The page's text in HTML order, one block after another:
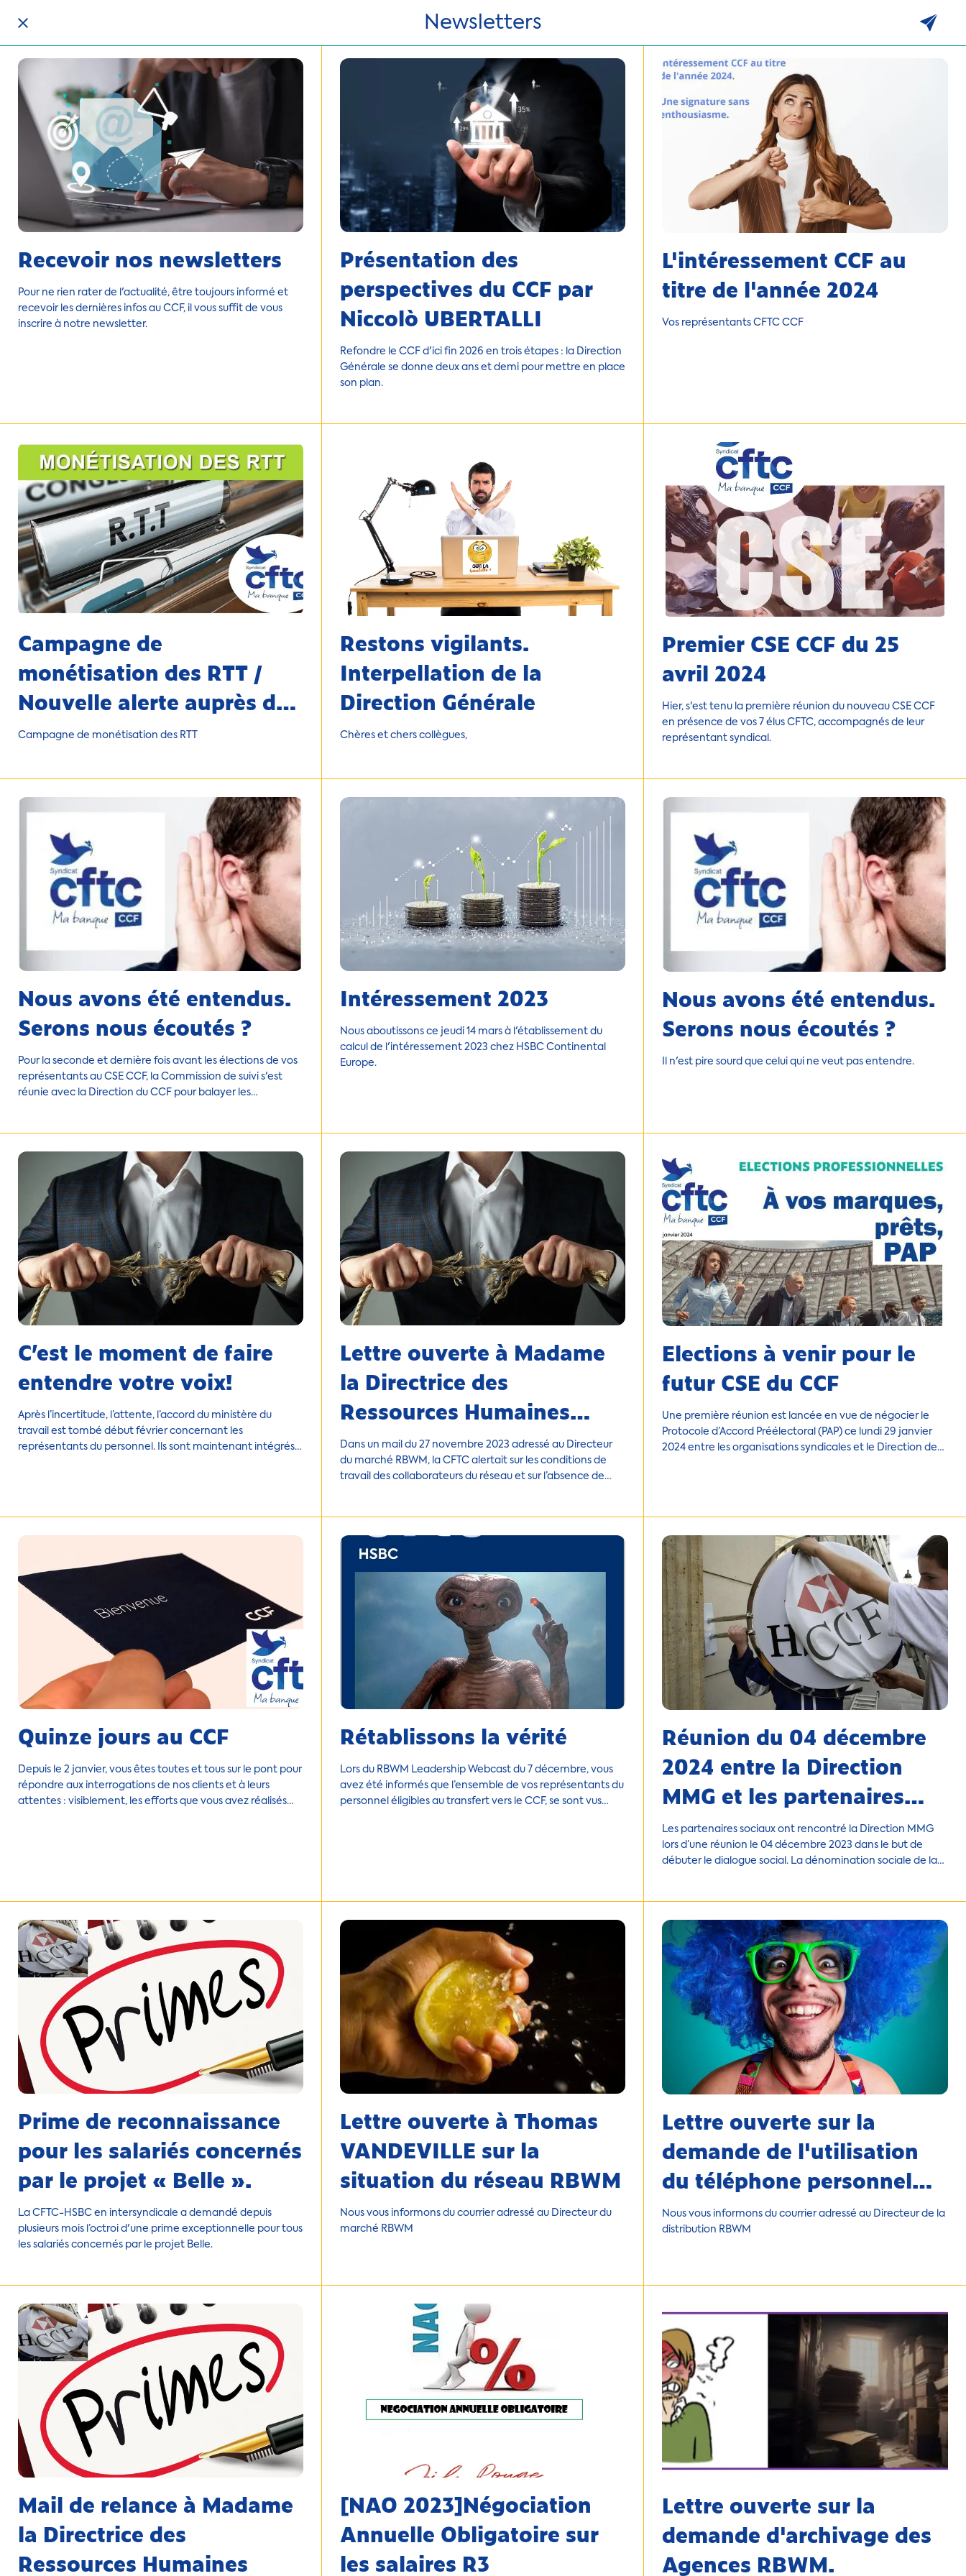
Newsletters
Recevoir nos newsletters
Pour ne rien rater de l'actualité, être toujours informé et
recevoir les dernières infos au CCF, il vous suffit de vous
inscrire à notre newsletter.
Présentation des
perspectives du CCF par
Niccolò UBERTALLI
Refondre le CCF d'ici fin 2026 en trois étapes : la Direction
Générale se donne deux ans et demi pour mettre en place
son plan.
L'intéressement CCF au
titre de l'année 2024
Vos représentants CFTC CCF
Campagne de
monétisation des RTT /
Nouvelle alerte auprès de
la DRH
Campagne de monétisation des RTT
Restons vigilants.
Interpellation de la
Direction Générale
Chères et chers collègues,
Premier CSE CCF du 25
avril 2024
Hier, s'est tenu la première réunion du nouveau CSE CCF
en présence de vos 7 élus CFTC, accompagnés de leur
représentant syndical.
Nous avons été entendus.
Serons nous écoutés ?
Pour la seconde et dernière fois avant les élections de vos
représentants au CSE CCF, la Commission de suivi s'est
réunie avec la Direction du CCF pour balayer les
Intéressement 2023
Nous aboutissons ce jeudi 14 mars à l'établissement du
calcul de l'intéressement 2023 chez HSBC Continental
Europe.
Nous avons été entendus.
Serons nous écoutés ?
Il n'est pire sourd que celui qui ne veut pas entendre.
C’est le moment de faire
entendre votre voix!
Après l’incertitude, l’attente, l’accord du ministère du
travail est tombé début février concernant les
représentants du personnel. Ils sont maintenant intégrés
Lettre ouverte à Madame
la Directrice des
Ressources Humaines
Groupe CCF
Dans un mail du 27 novembre 2023 adressé au Directeur
du marché RBWM, la CFTC alertait sur les conditions de
travail des collaborateurs du réseau et sur l’absence de
Elections à venir pour le
futur CSE du CCF
Une première réunion est lancée en vue de négocier le
Protocole d’Accord Préélectoral (PAP) ce lundi 29 janvier
2024 entre les organisations syndicales et le Direction des
Quinze jours au CCF
Depuis le 2 janvier, vous êtes toutes et tous sur le pont pour
répondre aux interrogations de nos clients et à leurs
attentes : visiblement, les efforts que vous avez réalisés
Rétablissons la vérité
Lors du RBWM Leadership Webcast du 7 décembre, vous
avez été informés que l’ensemble de vos représentants du
personnel éligibles au transfert vers le CCF, se sont vus
Réunion du 04 décembre
2024 entre la Direction
MMG et les partenaires
sociaux
Les partenaires sociaux ont rencontré la Direction MMG
lors d’une réunion le 04 décembre 2023 dans le but de
débuter le dialogue social. La dénomination sociale de la
des différents pôles immobiliers sachant que la plupart ont
quitté les agences physiques pour de nouveau devoir les
réintégrer pour certains. Les informations essentielles
évoquées lors de celle-ci sont les suivantes :
Prime de reconnaissance
pour les salariés concernés
par le projet « Belle ».
La CFTC-HSBC en intersyndicale a demandé depuis
plusieurs mois l’octroi d'une prime exceptionnelle pour tous
les salariés concernés par le projet Belle.
Lettre ouverte à Thomas
VANDEVILLE sur la
situation du réseau RBWM
Nous vous informons du courrier adressé au Directeur du
marché RBWM
Lettre ouverte sur la
demande de l'utilisation
du téléphone personnel
pour contacter les clients
des Agences RBWM.
Nous vous informons du courrier adressé au Directeur de la
distribution RBWM
Mail de relance à Madame
la Directrice des
Ressources Humaines
[NAO 2023]Négociation
Annuelle Obligatoire sur
les salaires R3
Lettre ouverte sur la
demande d'archivage des
Agences RBWM.